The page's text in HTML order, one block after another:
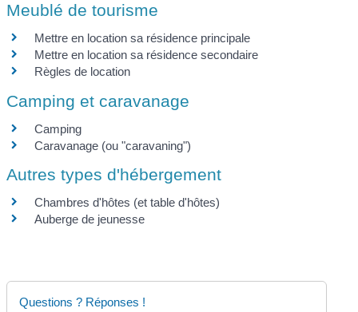
Meublé de tourisme
Mettre en location sa résidence principale
Mettre en location sa résidence secondaire
Règles de location
Camping et caravanage
Camping
Caravanage (ou "caravaning")
Autres types d'hébergement
Chambres d'hôtes (et table d'hôtes)
Auberge de jeunesse
Questions ? Réponses !